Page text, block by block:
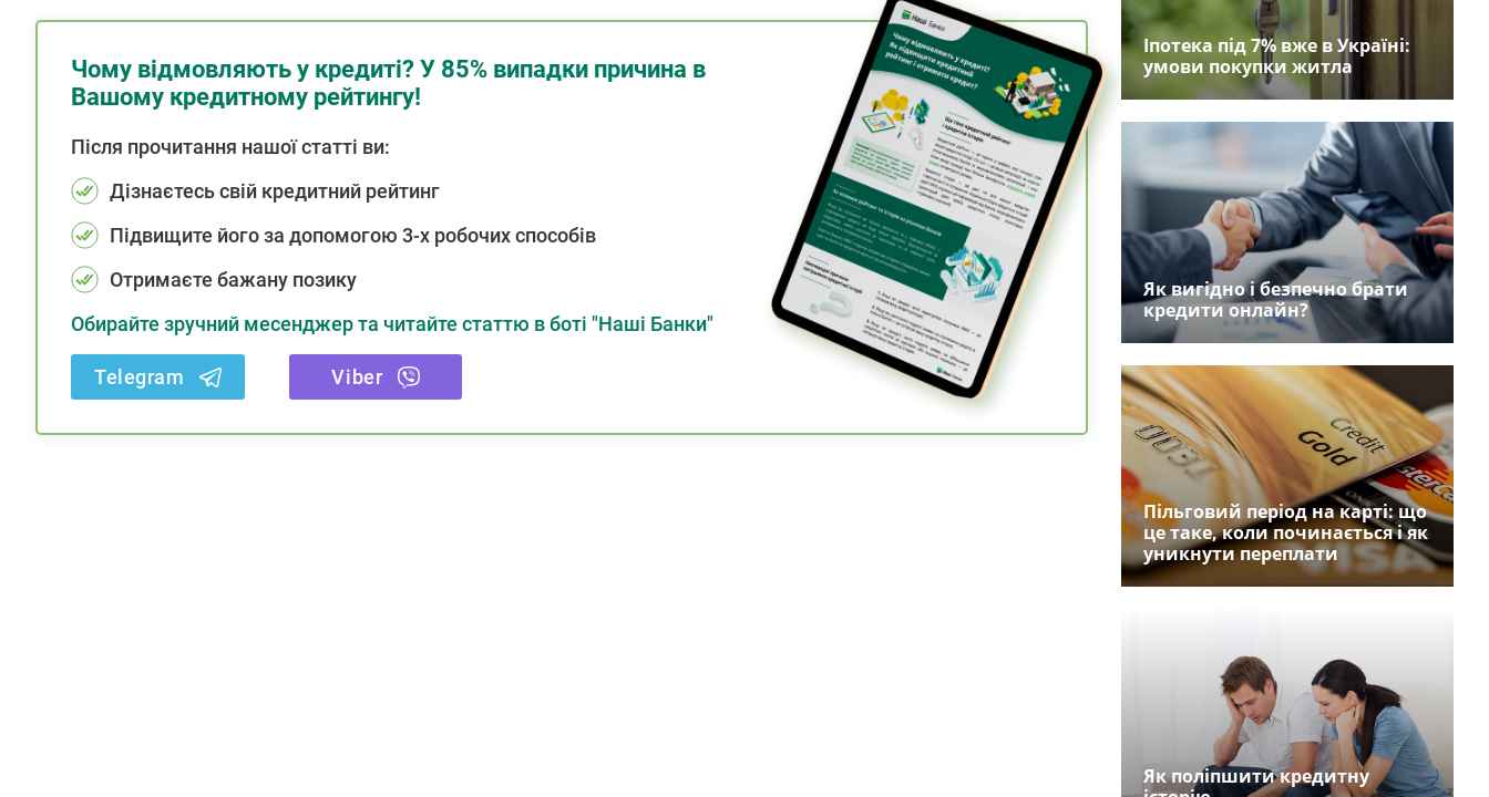
Чому відмовляють у кредиті? У 85% випадки причина в
Вашому кредитному рейтингу!
Після прочитання нашої статті ви:
Дізнаєтесь свій кредитний рейтинг
Підвищите його за допомогою 3-х робочих способів
Отримаєте бажану позику
Обирайте зручний месенджер та читайте статтю в боті "Наші Банки"
Telegram Viber
Іпотека під 7% вже в Україні:
умови покупки житла
Як вигідно і безпечно брати
кредити онлайн?
Пільговий період на карті: що
це таке, коли починається і як
уникнути переплати
Як поліпшити кредитну